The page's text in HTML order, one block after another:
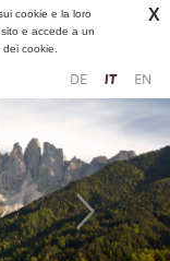
X
cookie e la loro
e accede a un
cookie.
DE IT EN